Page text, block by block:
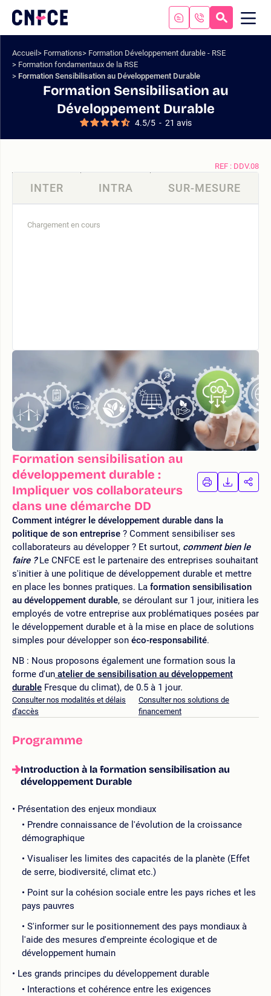
contenu
menu
Logo
site
Accueil Formations
Formation Développement durable - RSE
Formation fondamentaux de la RSE
Formation Sensibilisation au Développement Durable
Formation Sensibilisation au
Développement Durable
4.5/5 - 21 avis
Formation sensibilisation au
développement durable :
Impliquer vos collaborateurs
dans une démarche DD
IMPRIMER
LA
LA
Comment intégrer le développement durable dans la
politique de son entreprise ? Comment sensibiliser ses
collaborateurs au développer ? Et surtout, comment bien le
faire ?Le CNFCE est le partenaire des entreprises souhaitant
s'initier à une politique de développement durable et mettre
en place les bonnes pratiques. La formation sensibilisation
au développement durable, se déroulant sur 1 jour, initiera les
employés de votre entreprise aux problématiques posées par
le développement durable et à la mise en place de solutions
simples pour développer son éco-responsabilité.
NB : Nous proposons également une formation sous la
forme d'un atelier de sensibilisation au développement
durable Fresque du climat), de 0.5 à 1 jour.
Consulter nos modalités et délais
d'accès
Consulter nos solutions de
financement
Programme
Introduction à la formation sensibilisation au
développement Durable
Présentation des enjeux mondiaux
Prendre connaissance de l'évolution de la croissance
démographique
Visualiser les limites des capacités de la planète (Effet
de serre, biodiversité, climat etc.)
Point sur la cohésion sociale entre les pays riches et les
pays pauvres
S'informer sur le positionnement des pays mondiaux à
l'aide des mesures d'empreinte écologique et de
développement humain
Les grands principes du développement durable
Interactions et cohérence entre les exigences
REF : DDV.08
INTER INTRA SUR-MESURE